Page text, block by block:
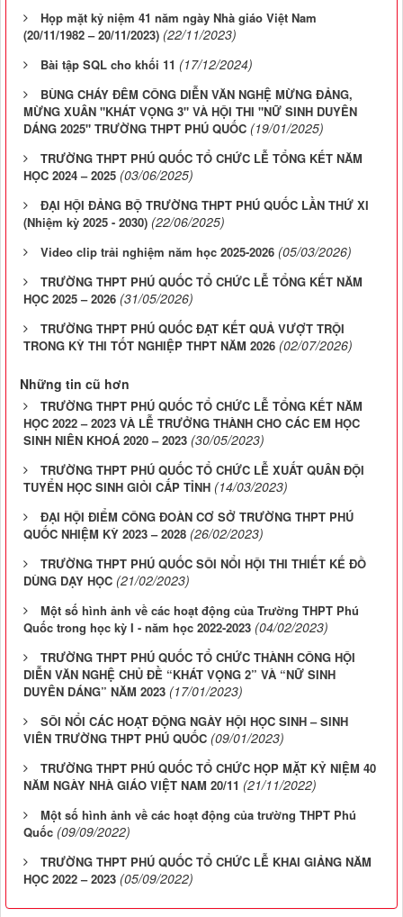
Họp mặt kỷ niệm 41 năm ngày Nhà giáo Việt Nam
(20/11/1982 – 20/11/2023) (22/11/2023)
Bài tập SQL cho khối 11 (17/12/2024)
BÙNG CHÁY ĐÊM CÔNG DIỄN VĂN NGHỆ MỪNG ĐẢNG,
MỪNG XUÂN "KHÁT VỌNG 3" VÀ HỘI THI "NỮ SINH DUYÊN
DÁNG 2025" TRƯỜNG THPT PHÚ QUỐC (19/01/2025)
TRƯỜNG THPT PHÚ QUỐC TỔ CHỨC LỄ TỔNG KẾT NĂM
HỌC 2024 – 2025 (03/06/2025)
ĐẠI HỘI ĐẢNG BỘ TRƯỜNG THPT PHÚ QUỐC LẦN THỨ XI
(Nhiệm kỳ 2025 - 2030) (22/06/2025)
Video clip trải nghiệm năm học 2025-2026 (05/03/2026)
TRƯỜNG THPT PHÚ QUỐC TỔ CHỨC LỄ TỔNG KẾT NĂM
HỌC 2025 – 2026 (31/05/2026)
TRƯỜNG THPT PHÚ QUỐC ĐẠT KẾT QUẢ VƯỢT TRỘI
TRONG KỲ THI TỐT NGHIỆP THPT NĂM 2026 (02/07/2026)
Những tin cũ hơn
TRƯỜNG THPT PHÚ QUỐC TỔ CHỨC LỄ TỔNG KẾT NĂM
HỌC 2022 – 2023 VÀ LỄ TRƯỞNG THÀNH CHO CÁC EM HỌC
SINH NIÊN KHOÁ 2020 – 2023 (30/05/2023)
TRƯỜNG THPT PHÚ QUỐC TỔ CHỨC LỄ XUẤT QUÂN ĐỘI
TUYỂN HỌC SINH GIỎI CẤP TỈNH (14/03/2023)
ĐẠI HỘI ĐIỂM CÔNG ĐOÀN CƠ SỞ TRƯỜNG THPT PHÚ
QUỐC NHIỆM KỲ 2023 – 2028 (26/02/2023)
TRƯỜNG THPT PHÚ QUỐC SÔI NỔI HỘI THI THIẾT KẾ ĐỒ
DÙNG DẠY HỌC (21/02/2023)
Một số hình ảnh về các hoạt động của Trường THPT Phú
Quốc trong học kỳ I - năm học 2022-2023 (04/02/2023)
TRƯỜNG THPT PHÚ QUỐC TỔ CHỨC THÀNH CÔNG HỘI
DIỄN VĂN NGHỆ CHỦ ĐỀ “KHÁT VỌNG 2” VÀ “NỮ SINH
DUYÊN DÁNG” NĂM 2023 (17/01/2023)
SÔI NỔI CÁC HOẠT ĐỘNG NGÀY HỘI HỌC SINH – SINH
VIÊN TRƯỜNG THPT PHÚ QUỐC (09/01/2023)
TRƯỜNG THPT PHÚ QUỐC TỔ CHỨC HỌP MẶT KỶ NIỆM 40
NĂM NGÀY NHÀ GIÁO VIỆT NAM 20/11 (21/11/2022)
Một số hình ảnh về các hoạt động của trường THPT Phú
Quốc (09/09/2022)
TRƯỜNG THPT PHÚ QUỐC TỔ CHỨC LỄ KHAI GIẢNG NĂM
HỌC 2022 – 2023 (05/09/2022)